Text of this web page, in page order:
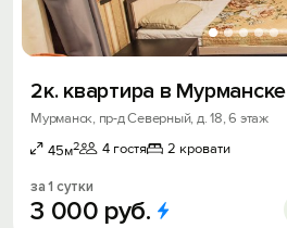
2к. квартира в Мурманске
Мурманск, пр-д Северный, д. 18, 6 этаж
45м2 4 гостя 2 кровати
за 1 сутки
3 000 руб.